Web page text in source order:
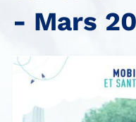
- Mars